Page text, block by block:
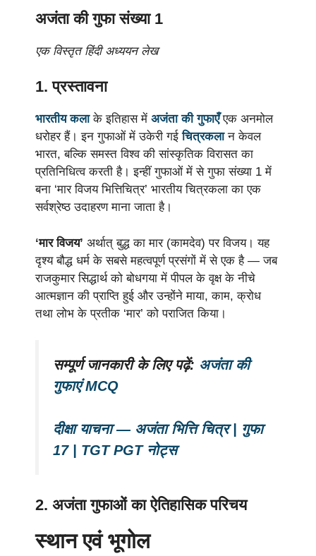
अजंता की गुफा संख्या 1
एक विस्तृत हिंदी अध्ययन लेख
1. प्रस्तावना
भारतीय कलाके इतिहास में अजंता की गुफाएँएक अनमोल
धरोहर हैं। इन गुफाओं में उकेरी गईचित्रकला न केवल
भारत, बल्कि समस्त विश्व की सांस्कृतिक विरासत का
प्रतिनिधित्व करती है। इन्हीं गुफाओं में से गुफा संख्या 1 में
बना ‘मार विजय भित्तिचित्र’ भारतीय चित्रकला का एक
सर्वश्रेष्ठ उदाहरण माना जाता है।
‘मार विजय’ अर्थात् बुद्ध का मार (कामदेव) पर विजय। यह
दृश्य बौद्ध धर्म के सबसे महत्वपूर्ण प्रसंगों में से एक है — जब
राजकुमार सिद्धार्थ को बोधगया में पीपल के वृक्ष के नीचे
आत्मज्ञान की प्राप्ति हुई और उन्होंने माया, काम, क्रोध
तथा लोभ के प्रतीक ‘मार’ को पराजित किया।
सम्पूर्ण जानकारी के लिए पढ़ें: अजंता की
गुफाएं MCQ
दीक्षा याचना — अजंता भित्ति चित्र | गुफा
17 | TGT PGT नोट्स
2. अजंता गुफाओं का ऐतिहासिक परिचय
स्थान एवं भूगोल